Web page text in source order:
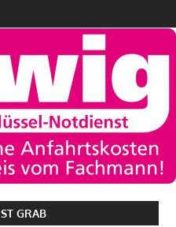
GRAB